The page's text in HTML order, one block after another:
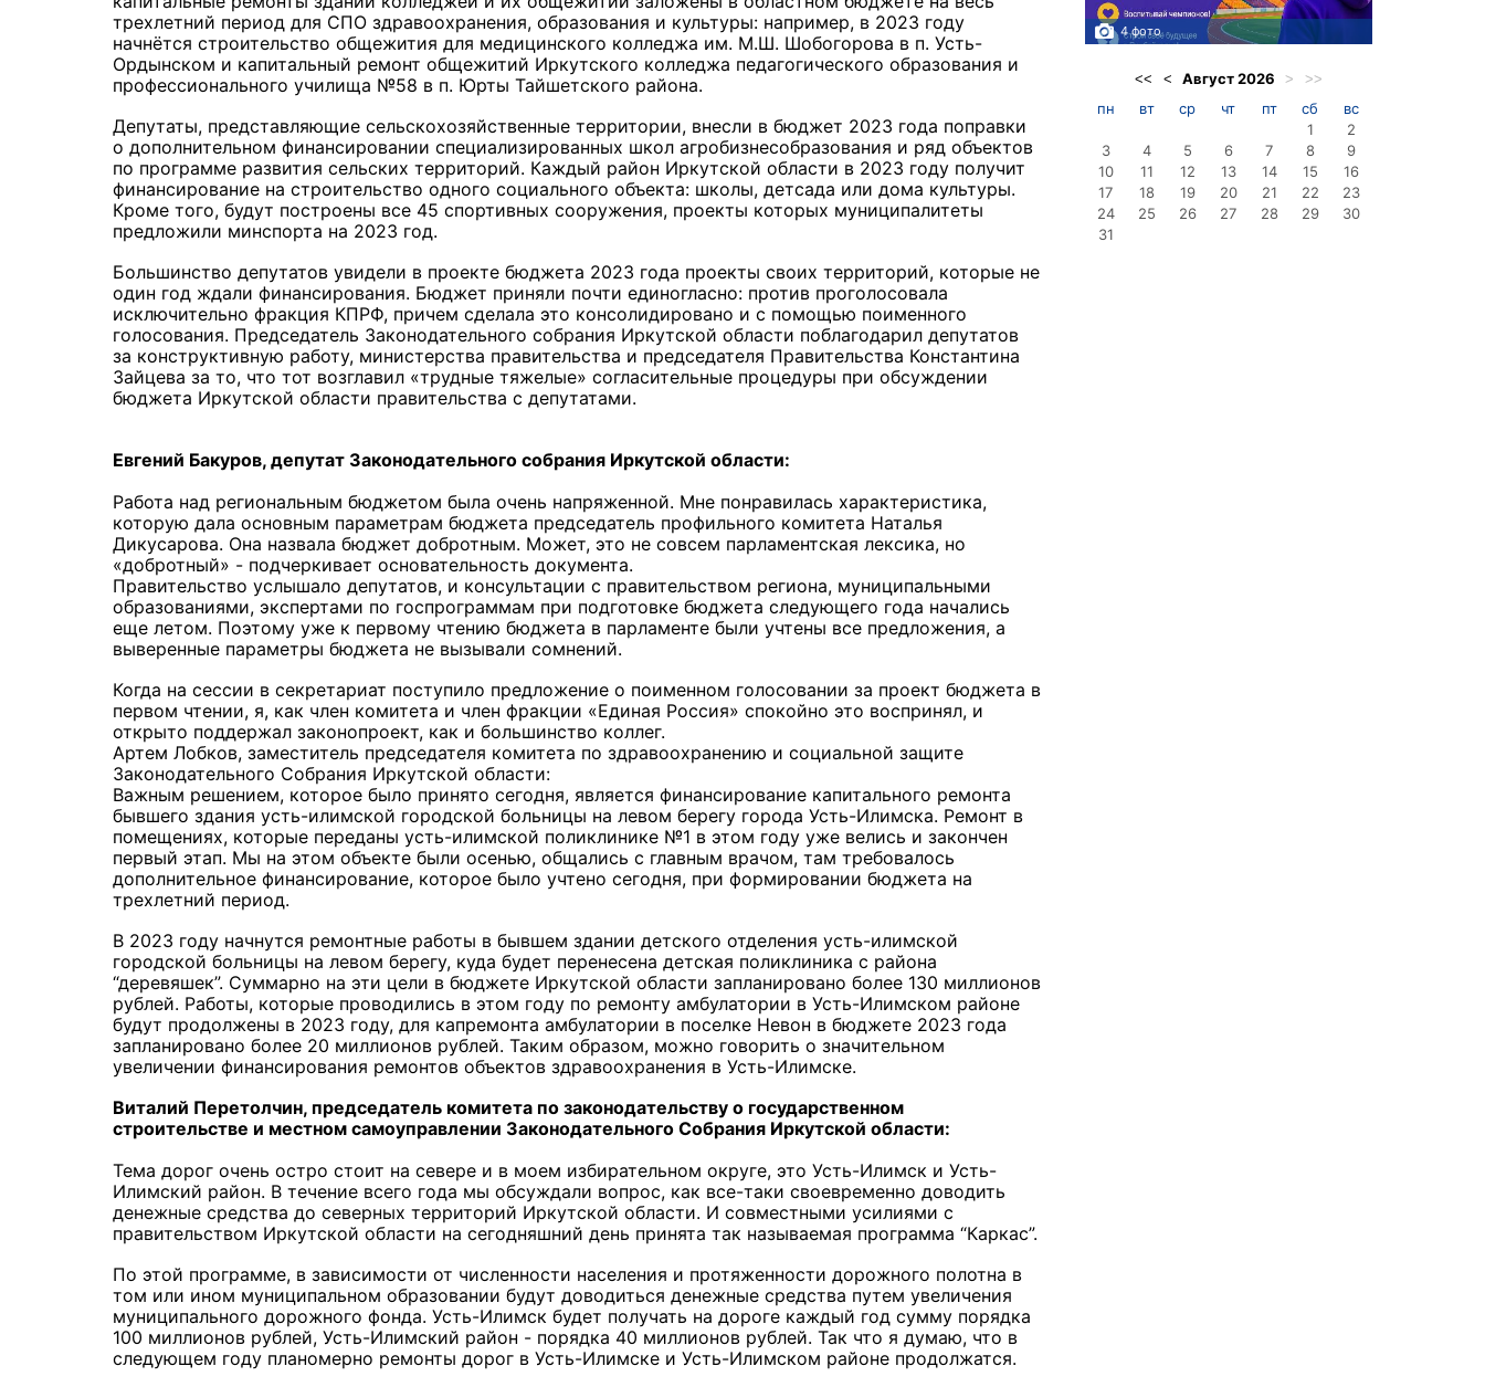
трехлетний период для СПО здравоохранения, образования и культуры: например, в 2023 году
начнётся строительство общежития для медицинского колледжа им. М.Ш. Шобогорова в п. Усть-
Ордынском и капитальный ремонт общежитий Иркутского колледжа педагогического образования и
профессионального училища №58 в п. Юрты Тайшетского района.
Депутаты, представляющие сельскохозяйственные территории, внесли в бюджет 2023 года поправки
о дополнительном финансировании специализированных школ агробизнесобразования и ряд объектов
по программе развития сельских территорий. Каждый район Иркутской области в 2023 году получит
финансирование на строительство одного социального объекта: школы, детсада или дома культуры.
Кроме того, будут построены все 45 спортивных сооружения, проекты которых муниципалитеты
предложили минспорта на 2023 год.
Большинство депутатов увидели в проекте бюджета 2023 года проекты своих территорий, которые не
один год ждали финансирования. Бюджет приняли почти единогласно: против проголосовала
исключительно фракция КПРФ, причем сделала это консолидировано и с помощью поименного
голосования. Председатель Законодательного собрания Иркутской области поблагодарил депутатов
за конструктивную работу, министерства правительства и председателя Правительства Константина
Зайцева за то, что тот возглавил «трудные тяжелые» согласительные процедуры при обсуждении
бюджета Иркутской области правительства с депутатами.
Евгений Бакуров, депутат Законодательного собрания Иркутской области:
Работа над региональным бюджетом была очень напряженной. Мне понравилась характеристика,
которую дала основным параметрам бюджета председатель профильного комитета Наталья
Дикусарова. Она назвала бюджет добротным. Может, это не совсем парламентская лексика, но
«добротный» - подчеркивает основательность документа.
Правительство услышало депутатов, и консультации с правительством региона, муниципальными
образованиями, экспертами по госпрограммам при подготовке бюджета следующего года начались
еще летом. Поэтому уже к первому чтению бюджета в парламенте были учтены все предложения, а
выверенные параметры бюджета не вызывали сомнений.
Когда на сессии в секретариат поступило предложение о поименном голосовании за проект бюджета в
первом чтении, я, как член комитета и член фракции «Единая Россия» спокойно это воспринял, и
открыто поддержал законопроект, как и большинство коллег.
Артем Лобков, заместитель председателя комитета по здравоохранению и социальной защите
Законодательного Собрания Иркутской области:
Важным решением, которое было принято сегодня, является финансирование капитального ремонта
бывшего здания усть-илимской городской больницы на левом берегу города Усть-Илимска. Ремонт в
помещениях, которые переданы усть-илимской поликлинике №1 в этом году уже велись и закончен
первый этап. Мы на этом объекте были осенью, общались с главным врачом, там требовалось
дополнительное финансирование, которое было учтено сегодня, при формировании бюджета на
трехлетний период.
В 2023 году начнутся ремонтные работы в бывшем здании детского отделения усть-илимской
городской больницы на левом берегу, куда будет перенесена детская поликлиника с района
“деревяшек”. Суммарно на эти цели в бюджете Иркутской области запланировано более 130 миллионов
рублей. Работы, которые проводились в этом году по ремонту амбулатории в Усть-Илимском районе
будут продолжены в 2023 году, для капремонта амбулатории в поселке Невон в бюджете 2023 года
запланировано более 20 миллионов рублей. Таким образом, можно говорить о значительном
увеличении финансирования ремонтов объектов здравоохранения в Усть-Илимске.
Виталий Перетолчин, председатель комитета по законодательству о государственном
строительстве и местном самоуправлении Законодательного Собрания Иркутской области:
Тема дорог очень остро стоит на севере и в моем избирательном округе, это Усть-Илимск и Усть-
Илимский район. В течение всего года мы обсуждали вопрос, как все-таки своевременно доводить
денежные средства до северных территорий Иркутской области. И совместными усилиями с
правительством Иркутской области на сегодняшний день принята так называемая программа “Каркас”.
По этой программе, в зависимости от численности населения и протяженности дорожного полотна в
том или ином муниципальном образовании будут доводиться денежные средства путем увеличения
муниципального дорожного фонда. Усть-Илимск будет получать на дороге каждый год сумму порядка
100 миллионов рублей, Усть-Илимский район - порядка 40 миллионов рублей. Так что я думаю, что в
следующем году планомерно ремонты дорог в Усть-Илимске и Усть-Илимском районе продолжатся.
3 фото 4 фото
<< < Август2026 > >>
пн вт ср чт пт сб
вс
1
2
3
4 5 6 7 8
9
10
11 12 13 14 15
16
17
18 19 20 21 22
23
24
25 26 27 28 29
30
31